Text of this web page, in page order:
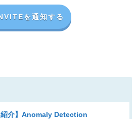
を通知する
紹介】Anomaly Detection